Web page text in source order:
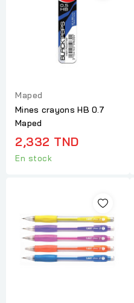
Maped
Mines crayons HB 0.7
Maped
2,332 TND
En stock